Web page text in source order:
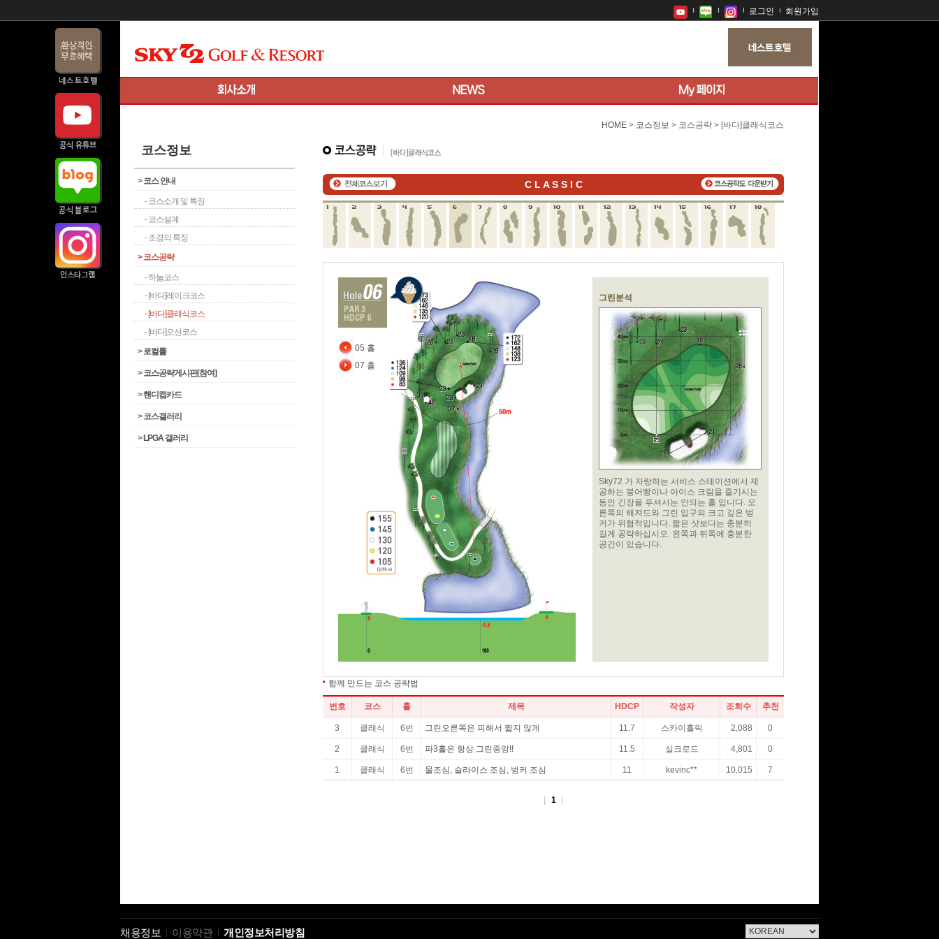
로그인 회원가입
코스정보
>코스 안내
- 코스소개 및 특징
- 코스설계
- 조경의 특징
>코스공략
- 하늘코스
- [바다]레이크코스
- [바다]클래식코스
- [바다]오션코스
>로컬룰
>코스공략게시판[참여]
>핸디캡카드
>코스갤러리
> LPGA 갤러리
HOME > 코스정보 > 코스공략 > [바다]클래식코스
C L A S S I C
05 홀
07 홀
그린분석
Sky72 가 자랑하는 서비스 스테이션에서 제
공하는 붕어빵이나 아이스 크림을 즐기시는
동안 긴장을 푸셔서는 안되는 홀 입니다. 오
른쪽의 해져드와 그린 입구의 크고 깊은 벙
커가 위협적입니다. 짧은 샷보다는 충분히
길게 공략하십시오. 왼쪽과 뒤쪽에 충분한
공간이 있습니다.
채용정보 이용약관 개인정보처리방침